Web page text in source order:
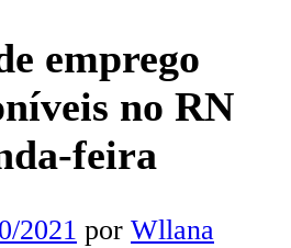
emprego
no RN
feira
2021 por Wllana